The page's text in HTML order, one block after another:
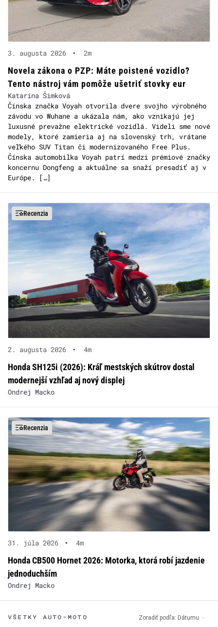
3. augusta 2026 • 2m
Novela zákona o PZP: Máte poistené vozidlo?
Tento nástroj vám pomôže ušetriť stovky eur
Katarína Šimková
Čínska značka Voyah otvorila dvere svojho výrobného
závodu vo Wuhane a ukázala nám, ako vznikajú jej
luxusné prevažne elektrické vozidlá. Videli sme nové
modely, ktoré zamieria aj na slovenský trh, vrátane
veľkého SUV Titan či modernizovaného Free Plus.
Čínska automobilka Voyah patrí medzi prémiové značky
koncernu Dongfeng a aktuálne sa snaží presadiť aj v
Európe. […]
Recenzia
2. augusta 2026 • 4m
Honda SH125i (2026): Kráľ mestských skútrov dostal
modernejší vzhľad aj nový displej
Ondrej Macko
Recenzia
31. júla 2026 • 4m
Honda CB500 Hornet 2026: Motorka, ktorá robí jazdenie
jednoduchším
Ondrej Macko
VŠETKY AUTO-MOTO Zoradiť podľa: Dátumu